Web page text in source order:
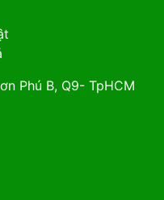
Phú B, Q9- TpHCM